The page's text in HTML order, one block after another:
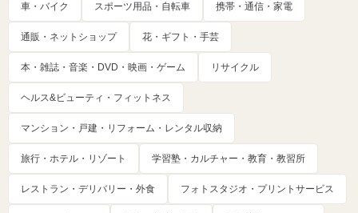
車・バイク スポーツ用品・自転車 携帯・通信・家電
通販・ネットショップ 花・ギフト・手芸
本・雑誌・音楽・DVD・映画・ゲーム リサイクル
ヘルス&ビューティ・フィットネス
マンション・戸建・リフォーム・レンタル収納
旅行・ホテル・リゾート 学習塾・カルチャー・教育・教習所
レストラン・デリバリー・外食 フォトスタジオ・プリントサービス